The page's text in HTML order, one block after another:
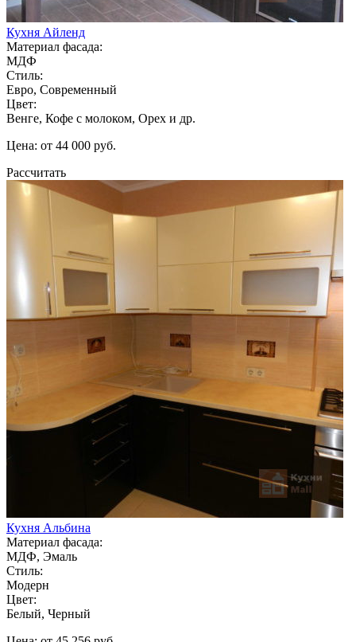
Кухня Айленд
Материал фасада:
МДФ
Стиль:
Евро, Современный
Цвет:
Венге, Кофе с молоком, Орех и др.
Цена: от 44 000 руб.
Рассчитать
Кухня Альбина
Материал фасада:
МДФ, Эмаль
Стиль:
Модерн
Цвет:
Белый, Черный